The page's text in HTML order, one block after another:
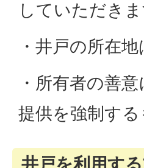
していただきま
・井戸の所在
・所有者の善
提供を強制す
井戸を利用す